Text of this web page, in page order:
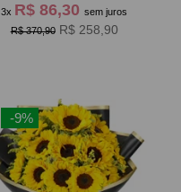
3x R$ 86,30sem juros
R$ 370,90 R$ 258,90
-9%